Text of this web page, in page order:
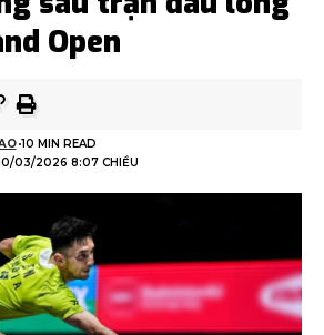
Open
03/2026 8:07 CHIỀU
10 MIN READ